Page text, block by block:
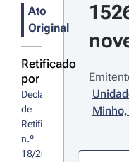
Ato
Original
Retificado
por
Declaração
de
Retificação
n.º
18/2025/2
Minho,